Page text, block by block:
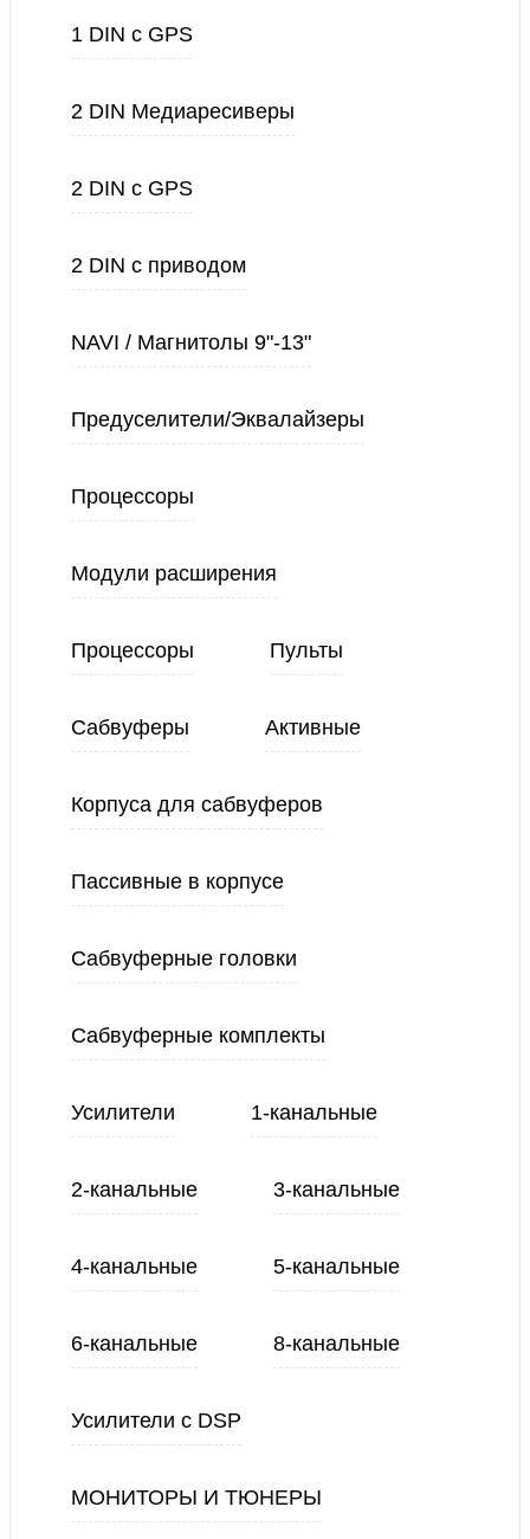
1 DIN с GPS
2 DIN Медиаресиверы
2 DIN с GPS
2 DIN с приводом
NAVI / Магнитолы 9"-13"
Предуселители/Эквалайзеры
Процессоры
Модули расширения
Процессоры Пульты
Сабвуферы Активные
Корпуса для сабвуферов
Пассивные в корпусе
Сабвуферные головки
Сабвуферные комплекты
Усилители 1-канальные
2-канальные 3-канальные
4-канальные 5-канальные
6-канальные 8-канальные
Усилители с DSP
МОНИТОРЫ И ТЮНЕРЫ